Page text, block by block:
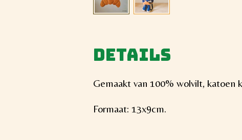
Details
Gemaakt van 100% wolvilt, katoen
Formaat: 13x9cm.